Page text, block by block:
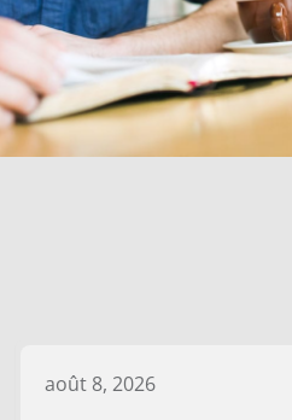
août 8, 2026